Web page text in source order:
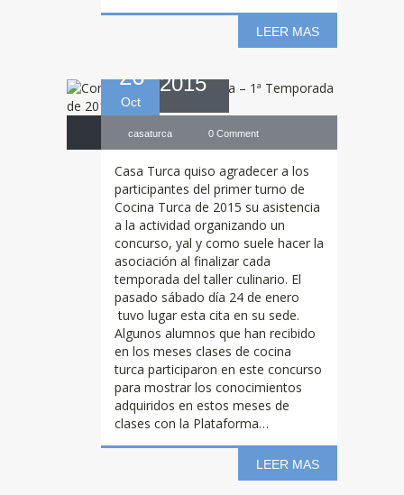
LEER MAS
26
Oct
Temporada de
2015
casaturca 0 Comment
Casa Turca quiso agradecer a los
participantes del primer turno de
Cocina Turca de 2015 su asistencia
a la actividad organizando un
concurso, yal y como suele hacer la
asociación al finalizar cada
temporada del taller culinario. El
pasado sábado día 24 de enero
tuvo lugar esta cita en su sede.
Algunos alumnos que han recibido
en los meses clases de cocina
turca participaron en este concurso
para mostrar los conocimientos
adquiridos en estos meses de
clases con la Plataforma…
LEER MAS
Fiestade Noé
en la Basilica San
Francisco El